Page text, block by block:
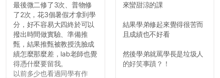
最後微二修了3次、普物修
了2次，花3個暑假才拿到學
分，好不容易大四終於可以
撥出時間做實驗、準備推
甄，結果推甄被教授洗臉成
績怎麼那麼差，lab老師也覺
得憑什麼要留我。
以前多少也看過同學有作
來蠻甜涼的課
結果學弟修起來覺得很苦而
且成績也不好看
然後學弟就罵學長是垃圾人
的好笑事蹟？！